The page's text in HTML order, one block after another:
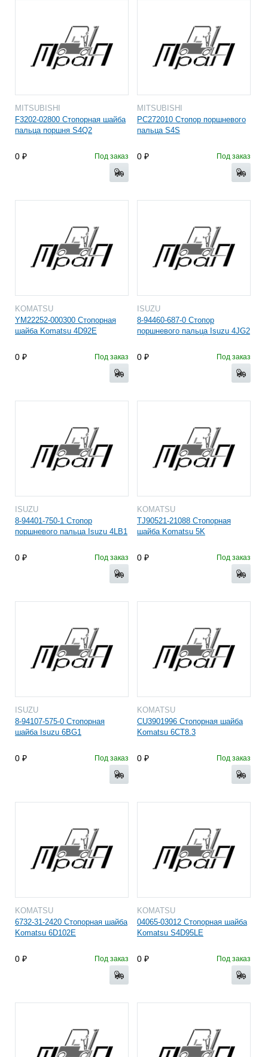
MITSUBISHI
F3202-02800 Стопорная шайба
пальца поршня S4Q2
0 Под заказ
MITSUBISHI
PC272010 Стопор поршневого
пальца S4S
0 Под заказ
KOMATSU
YM22252-000300 Стопорная
шайба Komatsu 4D92E
0 Под заказ
ISUZU
8-94460-687-0 Стопор
поршневого пальца Isuzu 4JG2
0 Под заказ
ISUZU
8-94401-750-1 Стопор
поршневого пальца Isuzu 4LB1
0 Под заказ
KOMATSU
TJ90521-21088 Стопорная
шайба Komatsu 5K
0 Под заказ
ISUZU
8-94107-575-0 Стопорная
шайба Isuzu 6BG1
0 Под заказ
KOMATSU
CU3901996 Стопорная шайба
Komatsu 6CT8.3
0 Под заказ
KOMATSU
6732-31-2420 Стопорная шайба
Komatsu 6D102E
0 Под заказ
KOMATSU
04065-03012 Стопорная шайба
Komatsu S4D95LE
0 Под заказ